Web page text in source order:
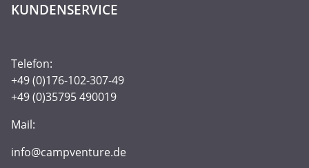
KUNDENSERVICE
Telefon:
+49 (0)176-102-307-49
+49 (0)35795 490019
Mail:
info@campventure.de